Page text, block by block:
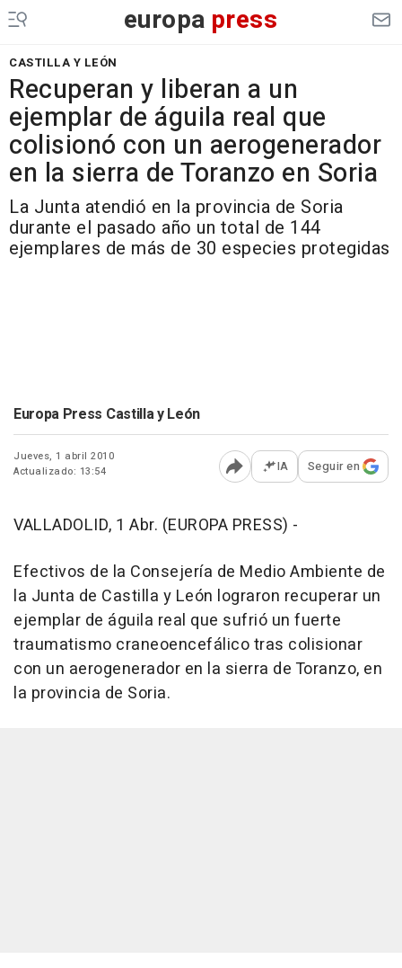
europa press
CASTILLA Y LEÓN
Recuperan y liberan a un
ejemplar de águila real que
colisionó con un aerogenerador
en la sierra de Toranzo en Soria
La Junta atendió en la provincia de Soria
durante el pasado año un total de 144
ejemplares de más de 30 especies protegidas
Europa Press Castilla y León
Jueves, 1 abril 2010
Actualizado: 13:54
Abrir opciones para
IA Seguir en
VALLADOLID, 1 Abr. (EUROPA PRESS) -
Efectivos de la Consejería de Medio Ambiente de
la Junta de Castilla y León lograron recuperar un
ejemplar de águila real que sufrió un fuerte
traumatismo craneoencefálico tras colisionar
con un aerogenerador en la sierra de Toranzo, en
la provincia de Soria.